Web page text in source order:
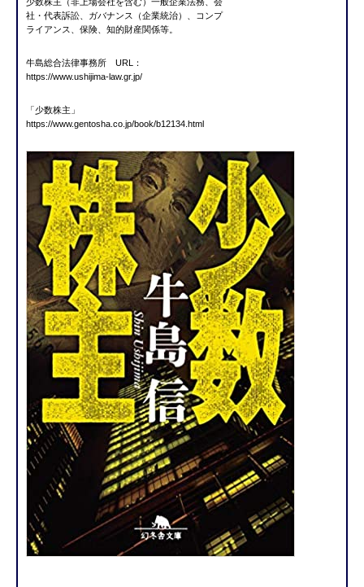
社・代表訴訟、ガバナンス（企業統治）、コンプ
ライアンス、保険、知的財産関係等。
牛島総合法律事務所 URL：
https://www.ushijima-law.gr.jp/
「少数株主」
https://www.gentosha.co.jp/book/b12134.html